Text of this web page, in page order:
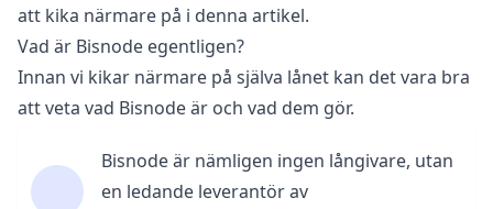
att kika närmare på i denna artikel.
Vad är Bisnode egentligen?
Innan vi kikar närmare på själva lånet kan det vara bra
att veta vad Bisnode är och vad dem gör.
Bisnode är nämligen ingen långivare, utan
en ledande leverantör av